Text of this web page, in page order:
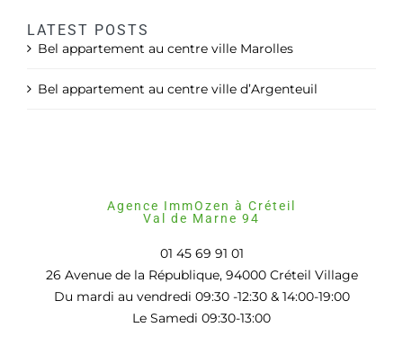
LATEST POSTS
Bel appartement au centre ville Marolles
Bel appartement au centre ville d’Argenteuil
Agence ImmOzen à Créteil
Val de Marne 94
01 45 69 91 01
26 Avenue de la République, 94000 Créteil Village
Du mardi au vendredi 09:30 -12:30 & 14:00-19:00
Le Samedi 09:30-13:00